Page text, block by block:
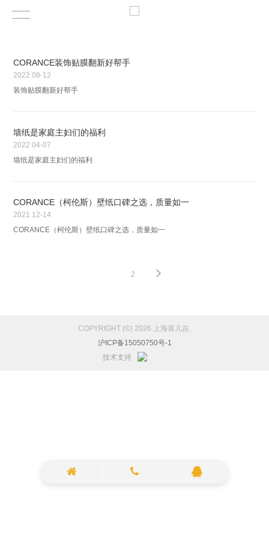
CORANCE装饰贴膜翻新好帮手
2022 08-12
装饰贴膜翻新好帮手
墙纸是家庭主妇们的福利
2022 04-07
墙纸是家庭主妇们的福利
CORANCE（柯伦斯）壁纸口碑之选，质量如一
2021 12-14
CORANCE（柯伦斯）壁纸口碑之选，质量如一
2
COPYRIGHT (©) 2026 上海喜儿吉.
沪ICP备15050750号-1
技术支持